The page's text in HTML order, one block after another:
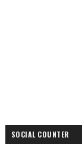
SOCIAL COUNTER